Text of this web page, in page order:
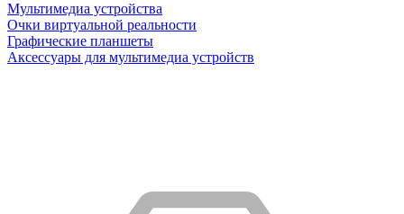
Мультимедиа устройства
Очки виртуальной реальности
Графические планшеты
Аксессуары для мультимедиа устройств